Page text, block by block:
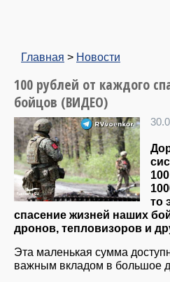
Главная > Новости
100 рублей от каждого
бойцов (ВИДЕО)
то
спасение жизней наших
дронов, тепловизоров и
Эта маленькая сумма
важным вкладом в большое